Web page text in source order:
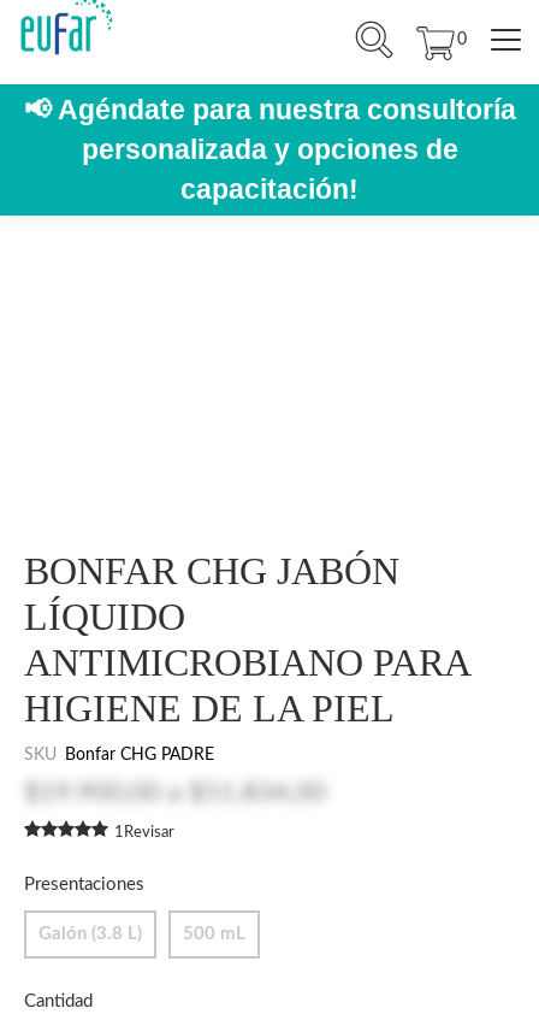
0
📢Agéndate para nuestra consultoría
personalizada y opciones de
capacitación!
BONFAR CHG JABÓN
LÍQUIDO
ANTIMICROBIANO PARA
HIGIENE DE LA PIEL
SKU Bonfar CHG PADRE
a
1 Revisar
Presentaciones
Galón (3.8 L) 500 mL
Cantidad